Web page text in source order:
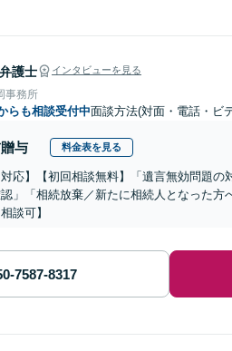
弁護士 インタビューを見る
事務所
らも相談受付中面談方法(対面・電話・ビ
与 料金表を見る
対応】【初回相談無料】「遺言無効問題
」「相続放棄／新たに相続人となった方
談可】